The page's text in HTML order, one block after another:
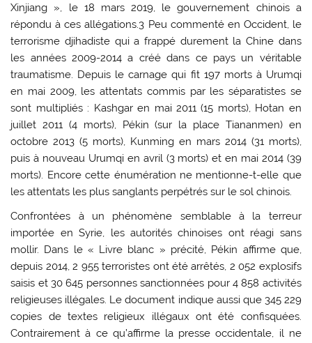
Xinjiang », le 18 mars 2019, le gouvernement chinois a
répondu à ces allégations.3 Peu commenté en Occident, le
terrorisme djihadiste qui a frappé durement la Chine dans
les années 2009-2014 a créé dans ce pays un véritable
traumatisme. Depuis le carnage qui fit 197 morts à Urumqi
en mai 2009, les attentats commis par les séparatistes se
sont multipliés : Kashgar en mai 2011 (15 morts), Hotan en
juillet 2011 (4 morts), Pékin (sur la place Tiananmen) en
octobre 2013 (5 morts), Kunming en mars 2014 (31 morts),
puis à nouveau Urumqi en avril (3 morts) et en mai 2014 (39
morts). Encore cette énumération ne mentionne-t-elle que
les attentats les plus sanglants perpétrés sur le sol chinois.
Confrontées à un phénomène semblable à la terreur
importée en Syrie, les autorités chinoises ont réagi sans
mollir. Dans le « Livre blanc » précité, Pékin affirme que,
depuis 2014, 2 955 terroristes ont été arrêtés, 2 052 explosifs
saisis et 30 645 personnes sanctionnées pour 4 858 activités
religieuses illégales. Le document indique aussi que 345 229
copies de textes religieux illégaux ont été confisquées.
Contrairement à ce qu’affirme la presse occidentale, il ne